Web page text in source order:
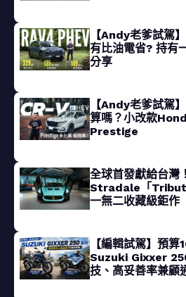
【Andy老爹試駕
有比油電省? 持有
分享
【Andy老爹試駕
算嗎？小改款
Prestige
全球首發獻給台
Stradale「
一無二收藏級鉅作
【編輯試駕】預
Suzuki Gixxer
技、高妥善率兼顧